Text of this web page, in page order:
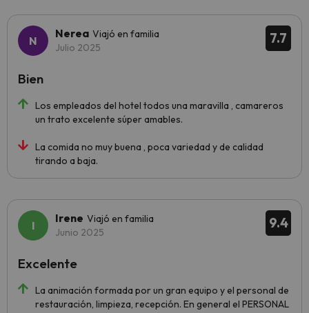
7.7
Nerea Viajó en familia
Julio 2025
Los empleados del hotel todos una maravilla , camareros
un trato excelente súper amables.
La comida no muy buena , poca variedad y de calidad
tirando a baja.
Bien
9.4
Irene Viajó en familia
Junio 2025
La animación formada por un gran equipo y el personal de
restauración, limpieza, recepción. En general el PERSONAL
Excelente